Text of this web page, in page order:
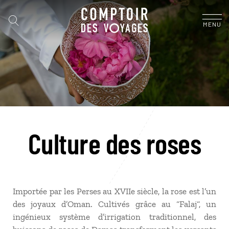
MENU
Culture des roses
Importée par les Perses au XVIIe siècle, la rose est l’un
des joyaux d’Oman. Cultivés grâce au “Falaj“, un
ingénieux système d’irrigation traditionnel, des